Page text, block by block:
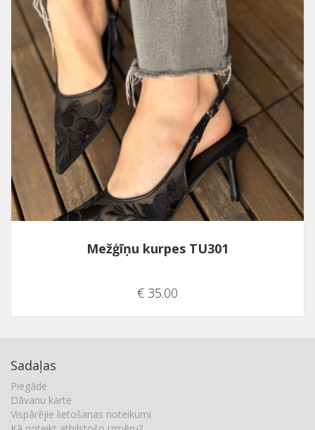
Mežģīņu kurpes TU301
€ 35.00
Sadaļas
Piegāde
Dāvanu karte
Vispārējie lietošanas noteikumi